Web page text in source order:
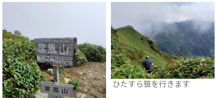
ひたすら笹を行きます